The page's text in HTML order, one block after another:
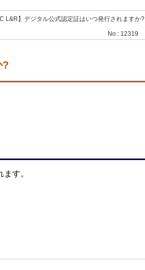
L&R】デジタル公式認定証はいつ発行されますか?
No : 12319
?
す。